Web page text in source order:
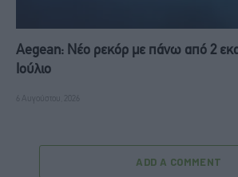
Aegean: Νέο ρεκόρ με πάνω από 2
Ιούλιο
6 Αυγούστου, 2026
ADD A COMMENT